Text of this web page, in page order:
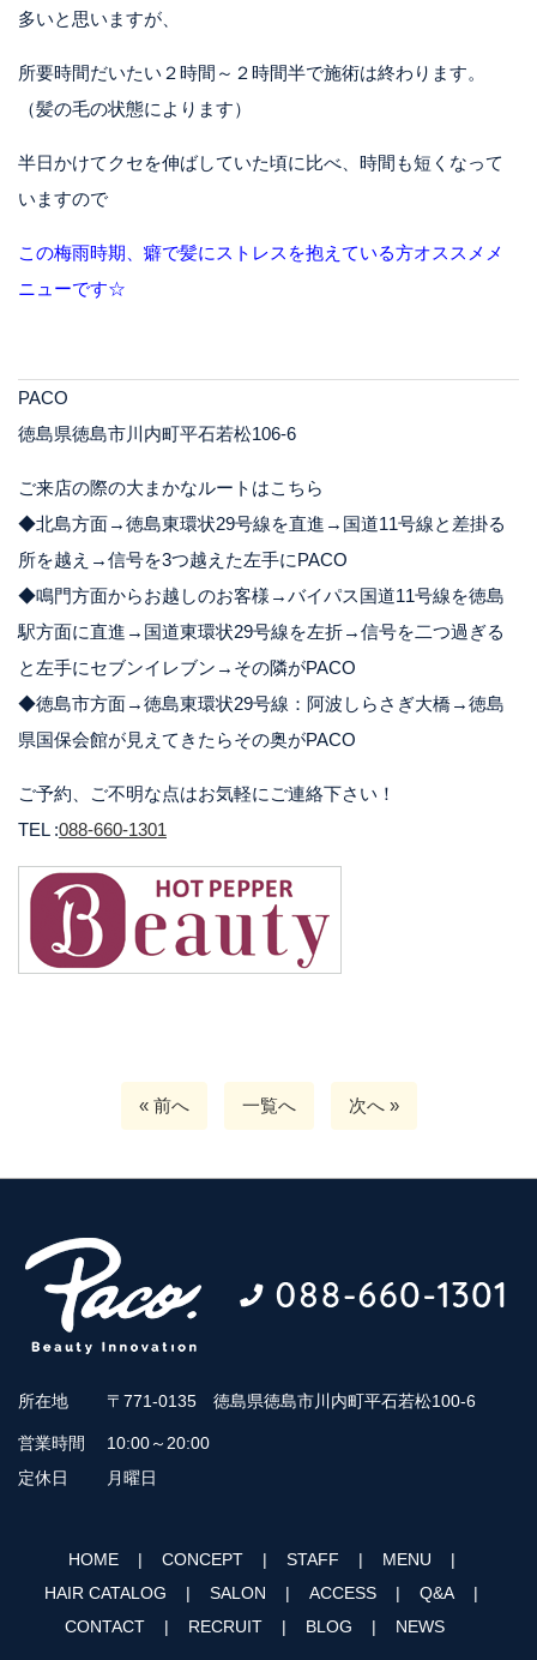
多いと思いますが、
所要時間だいたい２時間～２時間半で施術は終わります。
（髪の毛の状態によります）
半日かけてクセを伸ばしていた頃に比べ、時間も短くなって
いますので
この梅雨時期、癖で髪にストレスを抱えている方オススメメ
ニューです☆
PACO
徳島県徳島市川内町平石若松106-6
ご来店の際の大まかなルートはこちら
◆北島方面→徳島東環状29号線を直進→国道11号線と差掛る
所を越え→信号を3つ越えた左手にPACO
◆鳴門方面からお越しのお客様→バイパス国道11号線を徳島
駅方面に直進→国道東環状29号線を左折→信号を二つ過ぎる
と左手にセブンイレブン→その隣がPACO
◆徳島市方面→徳島東環状29号線：阿波しらさぎ大橋→徳島
県国保会館が見えてきたらその奥がPACO
ご予約、ご不明な点はお気軽にご連絡下さい！
TEL :088-660-1301
« 前へ 一覧へ 次へ »
所在地 〒771-0135 徳島県徳島市川内町平石若松100-6
営業時間
10:00～20:00
定休日
月曜日
HOME CONCEPT STAFF
MENU
HAIR CATALOG
SALON ACCESS
Q&A
CONTACT
RECRUIT BLOG NEWS